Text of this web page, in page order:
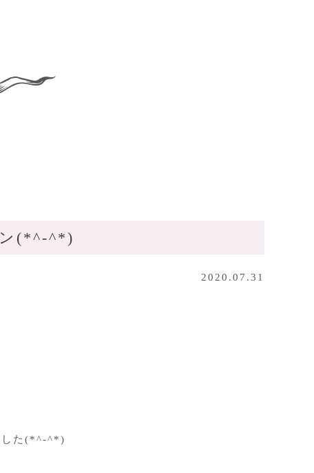
(*^-^*)
2020.07.31
した(*^-^*)